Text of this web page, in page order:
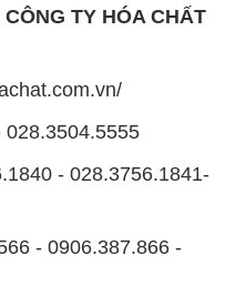
- 028.3756.1841-
Bình Trị Đông B,